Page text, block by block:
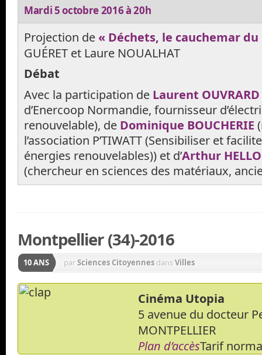
Mardi 5 octobre 2016 à 20h
Projection de « Déchets, le cauchemar
GUÉRET et Laure NOUALHAT
Débat
Avec la participation de Laurent OUVRARD
d’Enercoop Normandie, fournisseur
renouvelable), de Dominique BOUCHERIE
l’association P’TIWATT (Sensibiliser et
énergies renouvelables)) et d’Arthur
(chercheur en sciences des matériaux,
Montpellier (34)-2016
10 ANS parSciences Citoyennes dansVilles
Cinéma Utopia
5 avenue du docteur
MONTPELLIER
Plan d’accèsTarif